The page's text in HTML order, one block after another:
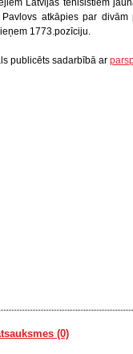
Latvijas tenisistiem
Pavlovs atkāpies par
1773.pozīciju.
publicēts sadarbībā ar
(0)